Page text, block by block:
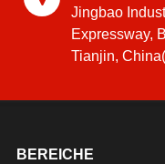
Jingbao
Expressway,
Tianjin,
BEREICHE